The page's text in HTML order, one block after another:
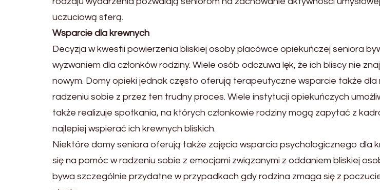
uczuciową sferą.
Wsparcie dla krewnych
Decyzja w kwestii powierzenia bliskiej osoby placówce opiekuńczej seniora
wyzwaniem dla członków rodziny. Wiele osób odczuwa lęk, że ich bliscy nie
nowym. Domy opieki jednak często oferują terapeutyczne wsparcie także dla
radzeniu sobie z przez ten trudny proces. Wiele instytucji opiekuńczych
także realizuje spotkania, na których członkowie rodziny mogą zapytać z
najlepiej wspierać ich krewnych bliskich.
Niektóre domy seniora oferują także zajęcia wsparcia psychologicznego dla
się na pomóc w radzeniu sobie z emocjami związanymi z oddaniem bliskiej
bywa szczególnie przydatne w przypadkach gdy rodzina zmaga się z